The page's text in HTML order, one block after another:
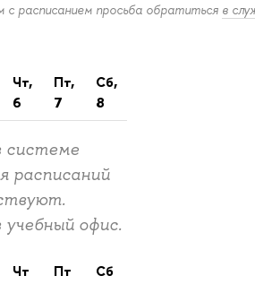
с расписанием просьба обратиться в
чт,
6
пт,
7
сб,
8
системе
расписаний
офис.
чт пт сб